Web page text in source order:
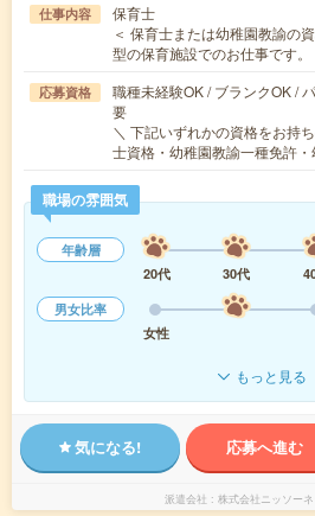
仕事内容
保育士
＜ 保育士または幼稚園教諭の
型の保育施設でのお仕事です
応募資格
職種未経験OK / ブランクOK /
要
＼ 下記いずれかの資格をお持
士資格・幼稚園教諭一種免許
職場の雰囲気
年齢層
20代
30代
男女比率
女性
もっと見る
気になる! 応募へ進む
派遣会社 株式会社ニッソー